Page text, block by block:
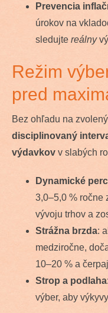
Prevencia
úrokov na
sledujte reálny
Režim
pred
Bez ohľadu na
disciplinovaný
výdavkov v slabých
Dynamické
3,0–5,0 % ročne
vývoju trhov a
Strážna brzda:
medziročne,
10–20 % a
Strop a podlaha
výber, aby